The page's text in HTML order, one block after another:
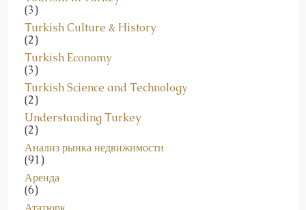
Turkish Culture & History
(2)
Turkish Economy
(3)
Turkish Science and Technology
(2)
Understanding Turkey
(2)
Анализ рынка недвижимости
(91)
Аренда
(6)
Ататюрк
(8)